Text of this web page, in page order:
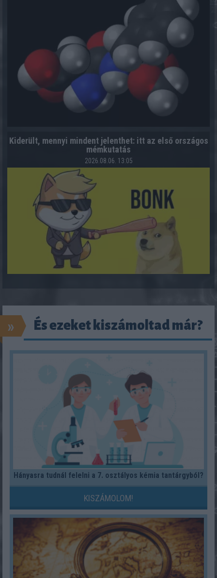
Kiderült, mennyi mindent jelenthet: itt az első országos
mémkutatás
2026.08.06. 13:05
» És ezeket kiszámoltad már?
Hányasra tudnál felelni a 7. osztályos kémia tantárgyból?
KISZÁMOLOM!